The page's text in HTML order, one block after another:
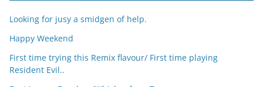
Looking for jusy a smidgen of help.
Happy Weekend
First time trying this Remix flavour/ First time playing
Resident Evil..